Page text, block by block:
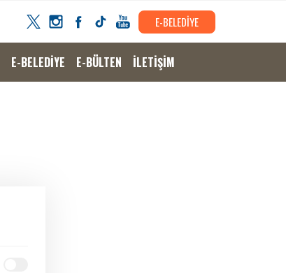
E-BELEDİYE
E-BELEDİYE E-BÜLTEN İLETİŞİM